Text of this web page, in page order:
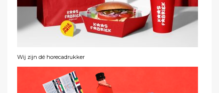
Wij zijn dé horecadrukker